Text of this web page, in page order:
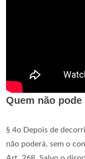
Quem não
§ 4o Depois de
não poderá, sem o